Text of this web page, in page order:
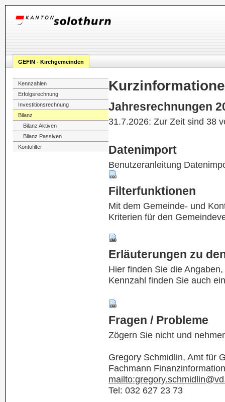
GEFIN - Kirchgemeinden
Kennzahlen
Erfolgsrechnung
Investitionsrechnung
Bilanz
Bilanz Aktiven
Bilanz Passiven
Kontofilter
Jahresrechnungen
31.7.2026: Zur Zeit sind 38
Datenimport
Benutzeranleitung
Filterfunktionen
Mit dem Gemeinde- und
Kriterien für den
Erläuterungen zu
Hier finden Sie die
Kennzahl finden Sie auch
Fragen / Probleme
Zögern Sie nicht und
Gregory Schmidlin, Amt für
Fachmann
Tel: 032 627 23 73